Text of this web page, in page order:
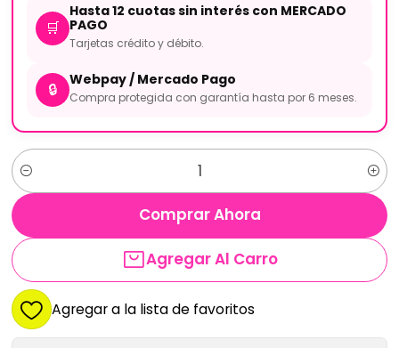
🛒
Hasta 12 cuotas sin interés con MERCADO
PAGO
Tarjetas crédito y débito.
🔒
Webpay / Mercado Pago
Compra protegida con garantía hasta por 6 meses.
Cantidad
Agregar Al Carro
Comprar Ahora
Agregar a la lista de favoritos